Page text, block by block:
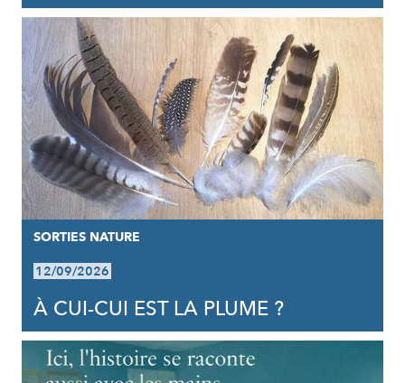
SORTIES NATURE
12/09/2026
À CUI-CUI EST LA PLUME ?